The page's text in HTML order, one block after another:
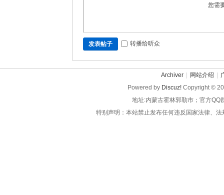
您需
发表帖子 转播给听众
Archiver 网站介绍
Powered by Discuz! Copyright ©
地址:内蒙古霍林郭勒市；官方QQ
特别声明：本站禁止发布任何违反国家法律、